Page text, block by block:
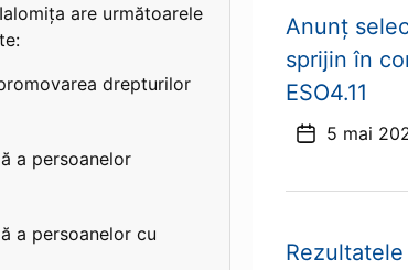
Anunț
sprijin în
ESO4.11
Dată5 mai
are următoarele
drepturilor
a persoanelor
a persoanelor cu